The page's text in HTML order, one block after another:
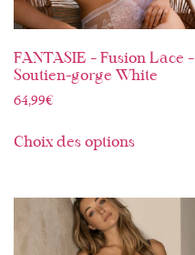
FANTASIE – Fusion Lace –
Soutien-gorge White
64,99€
Choix des options